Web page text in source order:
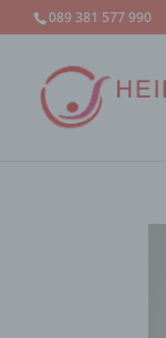
089 381 577 990